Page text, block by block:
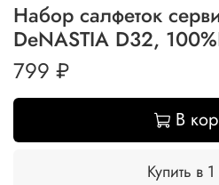
Набор салфеток
DeNASTIA D32,
799 ₽
В
Купить в